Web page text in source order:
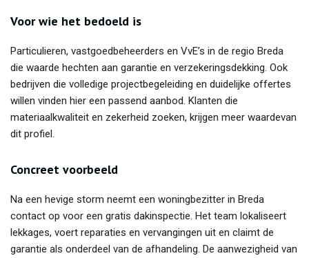
Voor wie het bedoeld is
Particulieren, vastgoedbeheerders en VvE’s in de regio Breda
die waarde hechten aan garantie en verzekeringsdekking. Ook
bedrijven die volledige projectbegeleiding en duidelijke offertes
willen vinden hier een passend aanbod. Klanten die
materiaalkwaliteit en zekerheid zoeken, krijgen meer waardevan
dit profiel.
Concreet voorbeeld
Na een hevige storm neemt een woningbezitter in Breda
contact op voor een gratis dakinspectie. Het team lokaliseert
lekkages, voert reparaties en vervangingen uit en claimt de
garantie als onderdeel van de afhandeling. De aanwezigheid van